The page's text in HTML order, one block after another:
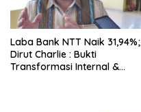
Laba Bank NTT Naik 31,94%;
Dirut Charlie : Bukti
Transformasi Internal &